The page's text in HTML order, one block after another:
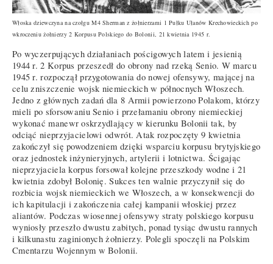
Włoska dziewczyna na czołgu M4 Sherman z żołnierzami 1 Pułku Ułanów Krechowieckich po
wkroczeniu żołnierzy 2 Korpusu Polskiego do Bolonii, 21 kwietnia 1945 r.
Po wyczerpujących działaniach pościgowych latem i jesienią
1944 r. 2 Korpus przeszedł do obrony nad rzeką Senio. W marcu
1945 r. rozpoczął przygotowania do nowej ofensywy, mającej na
celu zniszczenie wojsk niemieckich w północnych Włoszech.
Jedno z głównych zadań dla 8 Armii powierzono Polakom, którzy
mieli po sforsowaniu Senio i przełamaniu obrony niemieckiej
wykonać manewr oskrzydlający w kierunku Bolonii tak, by
odciąć nieprzyjacielowi odwrót. Atak rozpoczęty 9 kwietnia
zakończył się powodzeniem dzięki wsparciu korpusu brytyjskiego
oraz jednostek inżynieryjnych, artylerii i lotnictwa. Ścigając
nieprzyjaciela korpus forsował kolejne przeszkody wodne i 21
kwietnia zdobył Bolonię. Sukces ten walnie przyczynił się do
rozbicia wojsk niemieckich we Włoszech, a w konsekwencji do
ich kapitulacji i zakończenia całej kampanii włoskiej przez
aliantów. Podczas wiosennej ofensywy straty polskiego korpusu
wyniosły przeszło dwustu zabitych, ponad tysiąc dwustu rannych
i kilkunastu zaginionych żołnierzy. Polegli spoczęli na Polskim
Cmentarzu Wojennym w Bolonii.